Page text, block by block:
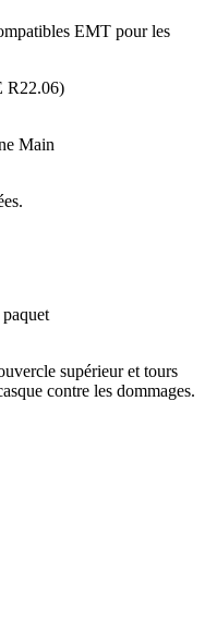
EMT pour les
R22.06)
Main
supérieur et tours
contre les dommages.